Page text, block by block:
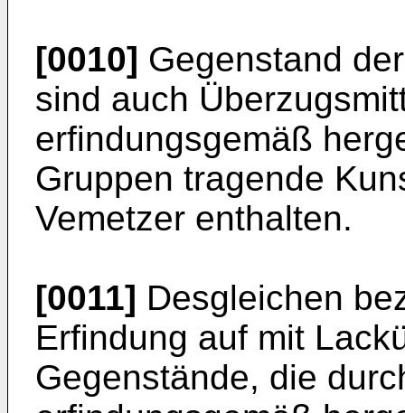
[0010] Gegenstand
sind auch
erfindungsgemäß
Gruppen tragende
Vemetzer enthalten.
[0011] Desgleichen
Erfindung auf mit
Gegenstände, die